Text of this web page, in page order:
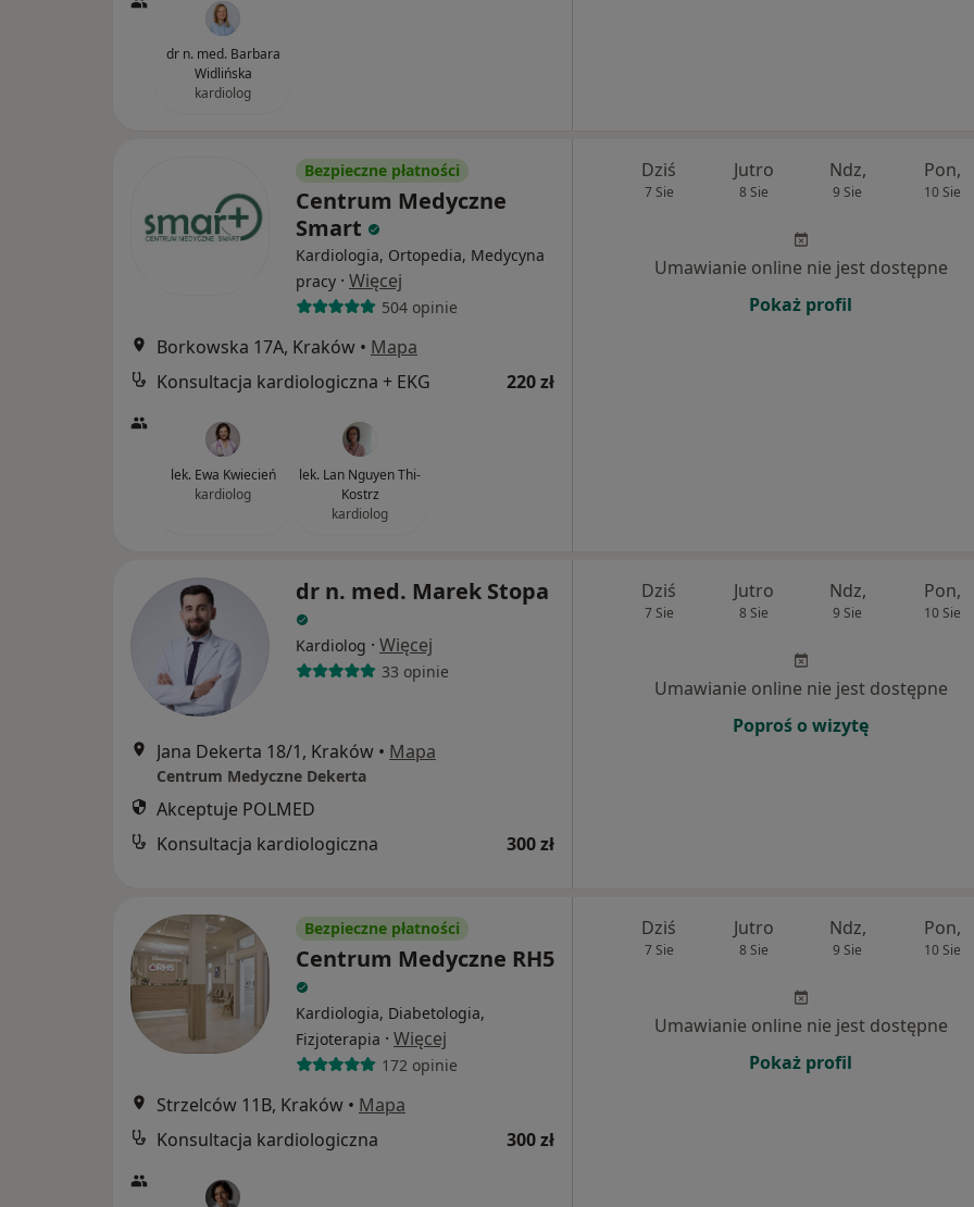
dr n. med. Barbara
Widlińska
kardiolog
Bezpieczne płatności
Centrum Medyczne
Smart
Kardiologia, Ortopedia, Medycyna
pracy · Więcej
504 opinie
Borkowska 17A, Kraków • Mapa
Konsultacja kardiologiczna + EKG
220 zł
lek. Ewa Kwiecień
kardiolog
lek. Lan Nguyen Thi-
Kostrz
kardiolog
Dziś
7 Sie
Jutro
8 Sie
Ndz,
9 Sie
Pon,
10 Sie
Umawianie online nie jest dostępne
Pokaż profil
dr n. med. Marek Stopa
Kardiolog · Więcej
33 opinie
Jana Dekerta 18/1, Kraków • Mapa
Centrum Medyczne Dekerta
Akceptuje POLMED
Konsultacja kardiologiczna
300 zł
Dziś
7 Sie
Jutro
8 Sie
Ndz,
9 Sie
Pon,
10 Sie
Umawianie online nie jest dostępne
Poproś o wizytę
Bezpieczne płatności
Centrum Medyczne RH5
Kardiologia, Diabetologia,
Fizjoterapia · Więcej
172 opinie
Strzelców 11B, Kraków • Mapa
Konsultacja kardiologiczna
300 zł
Dziś
7 Sie
Jutro
8 Sie
Ndz,
9 Sie
Pon,
10 Sie
Umawianie online nie jest dostępne
Pokaż profil